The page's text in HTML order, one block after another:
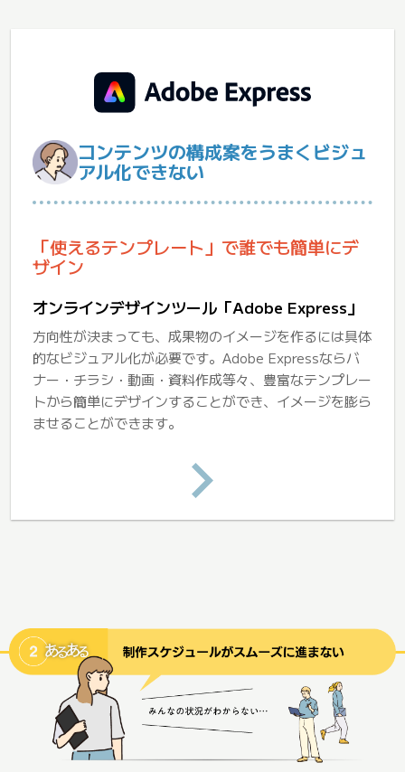
コンテンツの構成案をうまくビジュ
アル化できない
「使えるテンプレート」で誰でも簡単にデ
ザイン
オンラインデザインツール「Adobe Express」
方向性が決まっても、成果物のイメージを作るには具体
的なビジュアル化が必要です。Adobe Expressならバ
ナー・チラシ・動画・資料作成等々、豊富なテンプレー
トから簡単にデザインすることができ、イメージを膨ら
ませることができます。